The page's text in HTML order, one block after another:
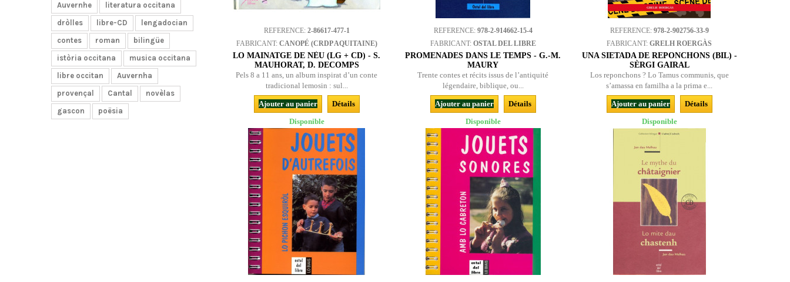
Auvernhe
literatura occitana
dròlles
libre-CD
lengadocian
contes
roman
bilingüe
istòria occitana
musica occitana
libre occitan
Auvernha
provençal
Cantal
novèlas
gascon
poësia
REFERENCE: 2-86617-477-1
FABRICANT: CANOPÉ (CRDP AQUITAINE)
LO MAINATGE DE NÈU (LG + CD) - S.
MAUHORAT, D. DECOMPS
Pels 8 a 11 ans, un album inspirat d’un conte
tradicional lemosin : sul...
Ajouter au panier
Détails
Disponible
REFERENCE: 978-2-914662-15-4
FABRICANT: OSTAL DEL LIBRE
PROMENADES DANS LE TEMPS - G.-M.
MAURY
Trente contes et récits issus de l’antiquité
légendaire, biblique, ou...
Ajouter au panier
Détails
Disponible
REFERENCE: 978-2-902756-33-9
FABRICANT:GRELH ROERGÀS
UNA SIETADA DE REPONCHONS (BIL) -
SÈRGI GAIRAL
Los reponchons ? Lo Tamus communis, que
s’amassa en familha a la prima e...
Ajouter au panier
Détails
Disponible